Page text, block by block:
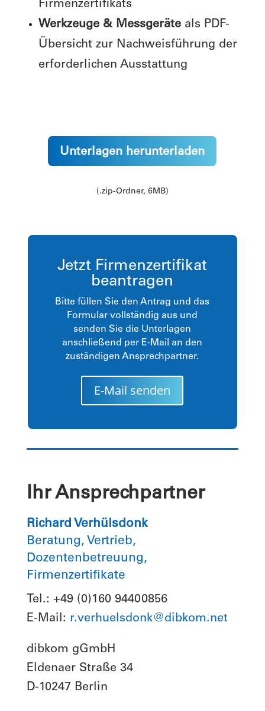
Firmenzertifikats
Werkzeuge & Messgeräteals PDF-
Übersicht zur Nachweisführung der
erforderlichen Ausstattung
Unterlagen herunterladen
(.zip-Ordner, 6MB)
Jetzt Firmenzertifikat
beantragen
Bitte füllen Sie den Antrag und das
Formular vollständig aus und
senden Sie die Unterlagen
anschließend per E-Mail an den
zuständigen Ansprechpartner.
E-Mail senden
Ihr Ansprechpartner
Richard Verhülsdonk
Beratung, Vertrieb,
Dozentenbetreuung,
Firmenzertifikate
Tel.: +49 (0)160 94400856
E-Mail: r.verhuelsdonk@dibkom.net
dibkom gGmbH
Eldenaer Straße 34
D-10247 Berlin